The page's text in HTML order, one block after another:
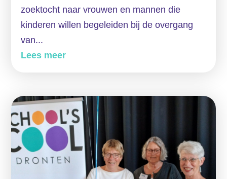
zoektocht naar vrouwen en mannen die
kinderen willen begeleiden bij de overgang
van...
Lees meer